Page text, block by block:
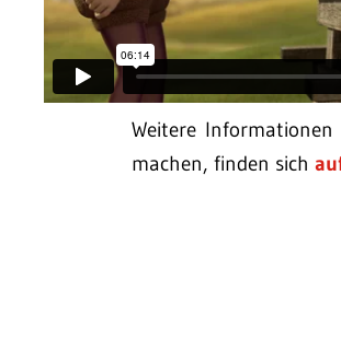
Weitere
machen, finden sich